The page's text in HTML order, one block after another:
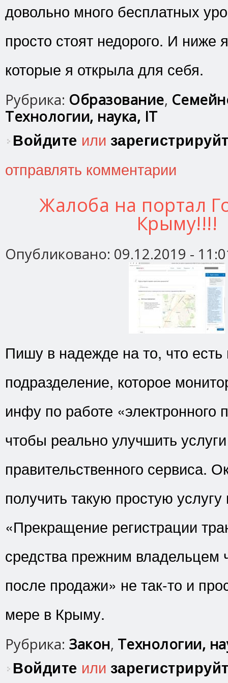
довольно много бесплатных
просто стоят недорого. И ниже
которые я открыла для себя.
Рубрика: Образование,
Технологии, наука, IT
Войдите или
отправлять комментарии
Жалоба на портал
Крыму!!!!
Опубликовано: 09.12.2019 -
Пишу в надежде на то, что есть
подразделение, которое
инфу по работе «электронного
чтобы реально улучшить
правительственного сервиса.
получить такую простую услугу
«Прекращение регистрации
средства прежним владельцем
после продажи» не так-то и
мере в Крыму.
Рубрика: Закон, Технологии,
Войдите или